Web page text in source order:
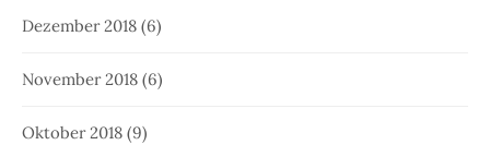
Dezember 2018 (6)
November 2018 (6)
Oktober 2018 (9)